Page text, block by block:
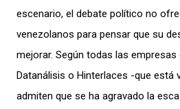
escenario, el debate político no
venezolanos para pensar que su
mejorar. Según todas las
Datanálisis o Hinterlaces -que está
admiten que se ha agravado la